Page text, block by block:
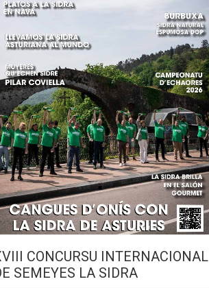
CONCURSU INTERNACIONAL
SEMEYES LA SIDRA